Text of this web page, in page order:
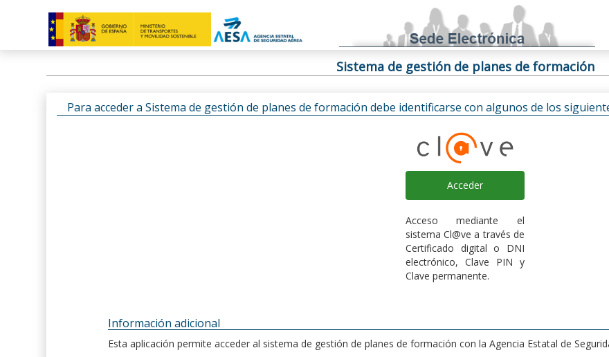
Sistema de gestión de planes de formación
Para acceder a Sistema de gestión de planes de formación debe identificarse con algunos de los
Acceder
Acceso mediante el
sistema Cl@ve a través de
Certificado digital o DNI
electrónico, Clave PIN y
Clave permanente.
Información adicional
Esta aplicación permite acceder al sistema de gestión de planes de formación con la Agencia Estatal de